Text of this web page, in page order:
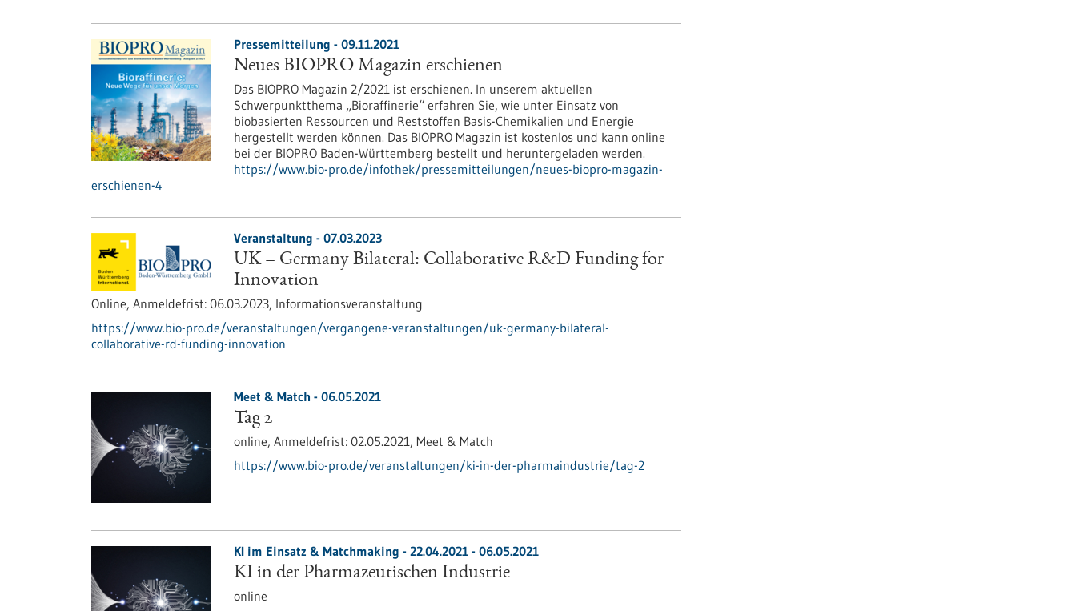
Pressemitteilung - 09.11.2021
Neues BIOPRO Magazin erschienen
Das BIOPRO Magazin 2/2021 ist erschienen. In unserem aktuellen
Schwerpunktthema „Bioraffinerie“ erfahren Sie, wie unter Einsatz von
biobasierten Ressourcen und Reststoffen Basis-Chemikalien und Energie
hergestellt werden können. Das BIOPRO Magazin ist kostenlos und kann online
bei der BIOPRO Baden-Württemberg bestellt und heruntergeladen werden.
https://www.bio-pro.de/infothek/pressemitteilungen/neues-biopro-magazin-
erschienen-4
Veranstaltung - 07.03.2023
UK – Germany Bilateral: Collaborative R&D Funding for
Innovation
Online, Anmeldefrist: 06.03.2023, Informationsveranstaltung
https://www.bio-pro.de/veranstaltungen/vergangene-veranstaltungen/uk-germany-bilateral-
collaborative-rd-funding-innovation
Meet & Match - 06.05.2021
Tag 2
online, Anmeldefrist: 02.05.2021, Meet & Match
https://www.bio-pro.de/veranstaltungen/ki-in-der-pharmaindustrie/tag-2
KI im Einsatz & Matchmaking - 22.04.2021- 06.05.2021
KI in der Pharmazeutischen Industrie
online